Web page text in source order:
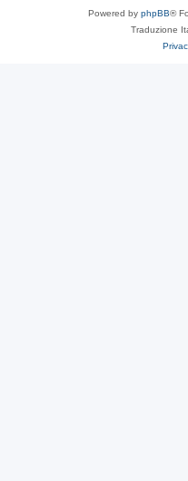
Powered by phpBB®
Traduzione